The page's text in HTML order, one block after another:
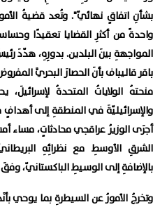
بشأنِ اتفاقٍ نهائيّ". وتُعد قضيةُ
واحدةً من أكثرِ القضايا تعقيدًا
المواجهةِ بينَ البلدين. بدورِهِ، هدّدَ
باقر قاليباف بأنَ الحصارَ البحريَّ
منحتهُ ‌الولاياتُ المتحدةُ لإسرائيلَ،
والإسرائيليّةَ في المنطقةِ إلى
أجرَى الوزيرُ عراقجي محادثاتٍ، مساء
الشرقِ الأوسطِ مع نظرائِهِ
بالإضافةِ إلى الوسيطِ الباكستانيّ، وفقَ
وتخرجُ الأمورُ عن السيطرةِ بما يوحي